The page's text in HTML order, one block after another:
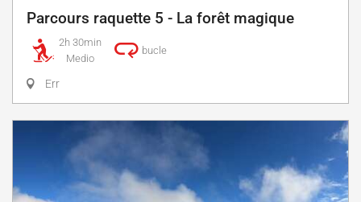
Parcours raquette 5 - La forêt magique
2h 30min
Medio
bucle
Err